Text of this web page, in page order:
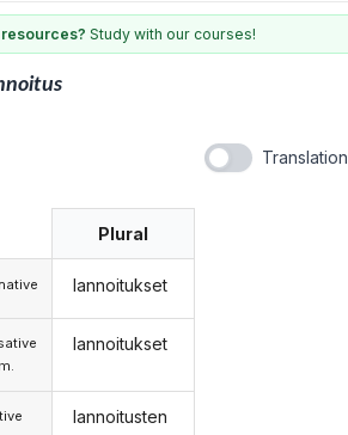
Study with our courses!
Translation
Plural
lannoitukset
lannoitukset
lannoitusten